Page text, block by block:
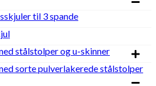
til 3 spande
stålstolper og u-skinner
sorte pulverlakerede stålstolper